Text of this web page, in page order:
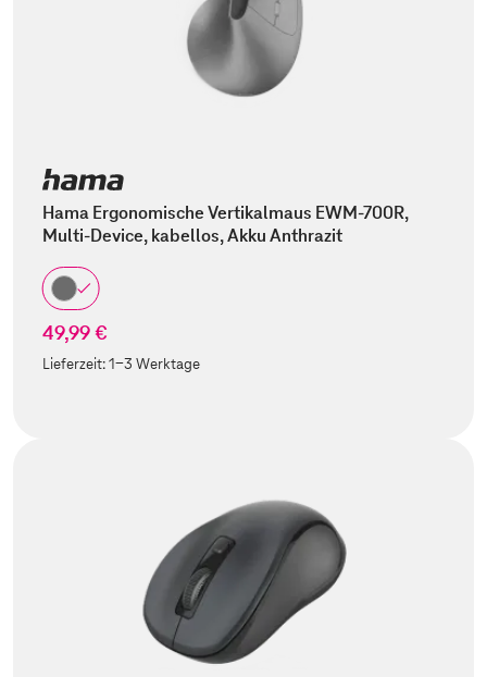
Hama Ergonomische Vertikalmaus EWM-700R,
Multi-Device, kabellos, Akku Anthrazit
49,99 €
Lieferzeit:1-3 Werktage